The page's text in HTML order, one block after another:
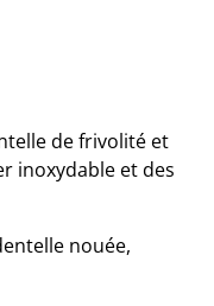
de frivolité et
inoxydable et des
nouée,